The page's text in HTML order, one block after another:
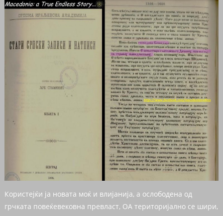
Користејќи ја новата моќ и влијанија, а ослободена од
грчката повеќевековна превласт, ОА територијално се шири,